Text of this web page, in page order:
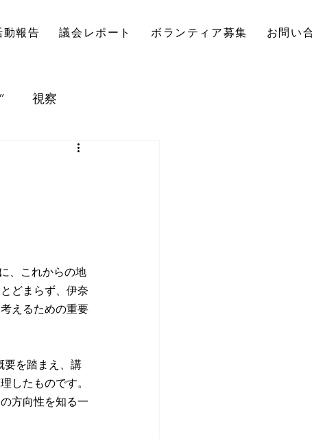
動報告 議会レポート ボランティア募集 お問い
視察
、これからの地
どまらず、伊奈
えるための重要
要を踏まえ、講
したものです。
方向性を知る一